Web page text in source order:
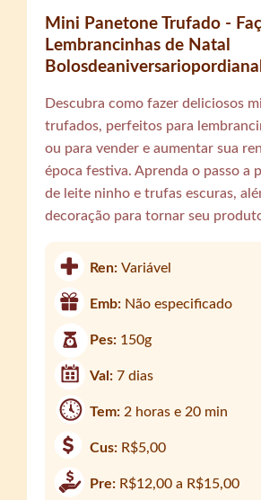
Mini Panetone Trufado -
Lembrancinhas de Natal
Descubra como fazer deliciosos
trufados, perfeitos para
ou para vender e aumentar sua
época festiva. Aprenda o passo a
de leite ninho e trufas escuras,
decoração para tornar seu
Ren:Variável
Emb: Não especificado
Pes: 150g
Val:7 dias
Tem:2 horas e 20 min
Cus: R$5,00
Pre: R$12,00 a R$15,00